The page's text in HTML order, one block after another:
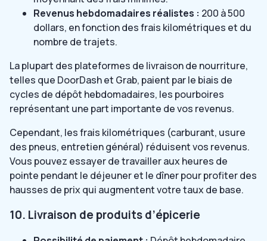
Revenus hebdomadaires réalistes : 200 à 500
dollars, en fonction des frais kilométriques et du
nombre de trajets.
La plupart des plateformes de livraison de nourriture,
telles que DoorDash et Grab, paient par le biais de
cycles de dépôt hebdomadaires, les pourboires
représentant une part importante de vos revenus.
Cependant, les frais kilométriques (carburant, usure
des pneus, entretien général) réduisent vos revenus.
Vous pouvez essayer de travailler aux heures de
pointe pendant le déjeuner et le dîner pour profiter des
hausses de prix qui augmentent votre taux de base.
10. Livraison de produits d’épicerie